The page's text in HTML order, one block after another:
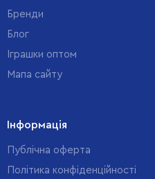
Бренди
Блог
Іграшки оптом
Мапа сайту
Інформація
Публічна оферта
Політика конфіденційності